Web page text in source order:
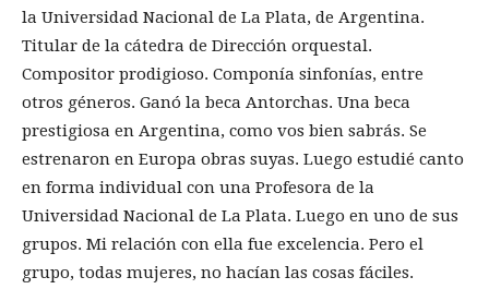
la Universidad Nacional de La Plata, de Argentina.
Titular de la cátedra de Dirección orquestal.
Compositor prodigioso. Componía sinfonías, entre
otros géneros. Ganó la beca Antorchas. Una beca
prestigiosa en Argentina, como vos bien sabrás. Se
estrenaron en Europa obras suyas. Luego estudié canto
en forma individual con una Profesora de la
Universidad Nacional de La Plata. Luego en uno de sus
grupos. Mi relación con ella fue excelencia. Pero el
grupo, todas mujeres, no hacían las cosas fáciles.